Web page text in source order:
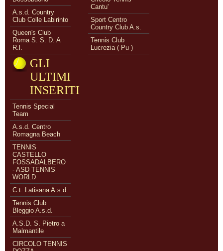
A.s.d. Country
Club Colle Labirinto
Queen's Club
Roma S. S. D. A
R.l.
Cantu'
Sport Centro
Country Club A.s.
Tennis Club
Lucrezia ( Pu )
GLI
ULTIMI
INSERITI
Tennis Special
Team
A.s.d. Centro
Romagna Beach
TENNIS
CASTELLO
FOSSADALBERO
- ASD TENNIS
WORLD
C.t. Latisana A.s.d.
Tennis Club
Bleggio A.s.d.
A.S.D. S. Pietro a
Malmantile
CIRCOLO TENNIS